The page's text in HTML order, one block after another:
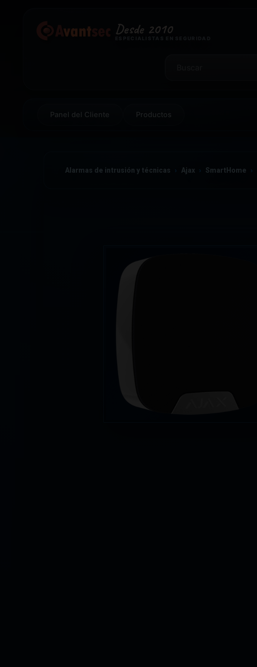
Desde 2010
Panel del Cliente Productos
Alarmas de intrusión y técnicas Ajax SmartHome